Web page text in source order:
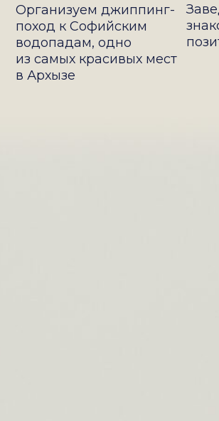
Организуем джиппинг-
поход к Софийским
водопадам, одно
из самых красивых мест
в Архызе‌